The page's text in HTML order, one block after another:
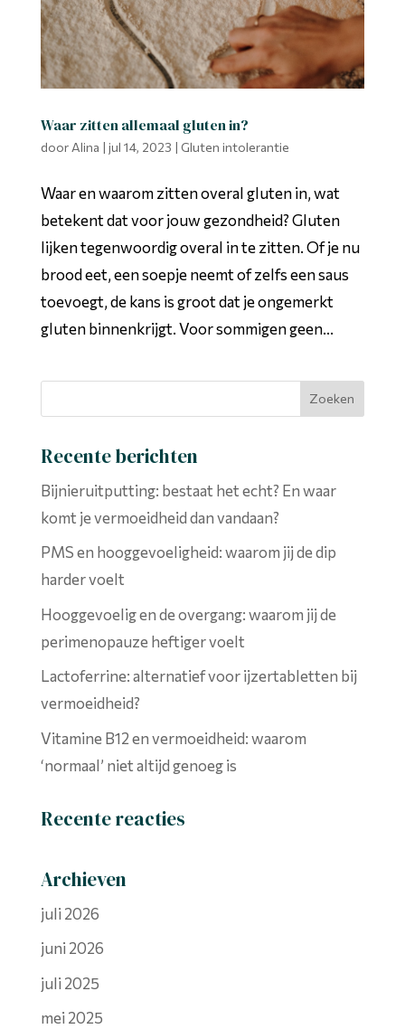
Waar zitten allemaal gluten in?
door Alina | jul 14, 2023 | Gluten intolerantie
Waar en waarom zitten overal gluten in, wat
betekent dat voor jouw gezondheid? Gluten
lijken tegenwoordig overal in te zitten. Of je nu
brood eet, een soepje neemt of zelfs een saus
toevoegt, de kans is groot dat je ongemerkt
gluten binnenkrijgt. Voor sommigen geen...
Recente berichten
Bijnieruitputting: bestaat het echt? En waar
komt je vermoeidheid dan vandaan?
PMS en hooggevoeligheid: waarom jij de dip
harder voelt
Hooggevoelig en de overgang: waarom jij de
perimenopauze heftiger voelt
Lactoferrine: alternatief voor ijzertabletten bij
vermoeidheid?
Vitamine B12 en vermoeidheid: waarom
‘normaal’ niet altijd genoeg is
Recente reacties
Archieven
juli 2026
juni 2026
juli 2025
mei 2025